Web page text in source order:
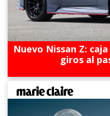
Nuevo Nissan Z:
giros al